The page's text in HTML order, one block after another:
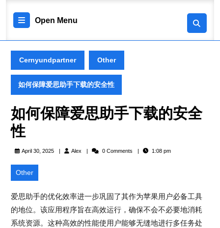
content
Open Menu
Menu
Cernyundpartner Other
如何保障爱思助手下载的安全性
如何保障爱思助手下载的安全
性
April 30, 2025 Alex Alex 0 Comments 1:08 pm
Other
爱思助手的优化效率进一步巩固了其作为苹果用户必备工具
的地位。该应用程序旨在高效运行，确保不会不必要地消耗
系统资源。这种高效的性能使用户能够无缝地进行多任务处